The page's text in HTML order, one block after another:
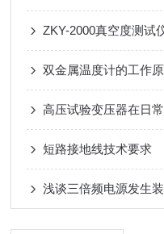
ZKY-2000真空度测试
双金属温度计的工作
高压试验变压器在日
短路接地线技术要求
浅谈三倍频电源发生